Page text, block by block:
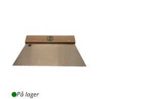
På lager